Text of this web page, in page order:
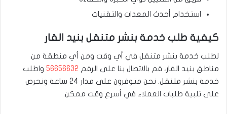
استخدام أحدث المعدات والتقنيات
كيفية طلب خدمة بنشر متنقل بنيد القار
لطلب خدمة بنشر متنقل في أي وقت ومن أي منطقة من
مناطق بنيد القار، قم بالاتصال بنا على الرقم 56656632 واطلب
خدمة بنشر متنقل. نحن متوفرون على مدار 24 ساعة ونحرص
على تلبية طلبات العملاء في أسرع وقت ممكن.